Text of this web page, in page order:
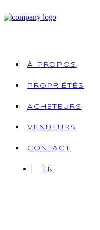
À PROPOS
PROPRIÉTÉS
ACHETEURS
VENDEURS
CONTACT
EN